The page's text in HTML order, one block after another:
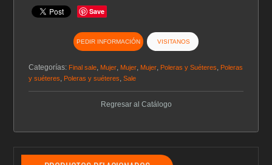
Save
PEDIR INFORMACIÓN VISITANOS
Categorías: Final sale, Mujer, Mujer, Mujer, Poleras y Suéteres, Poleras
y suéteres, Poleras y suéteres,Sale
Regresar al Catálogo